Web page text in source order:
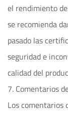
el rendimiento
se recomienda
pasado las
seguridad e
calidad del
7. Comentarios
Los comentarios